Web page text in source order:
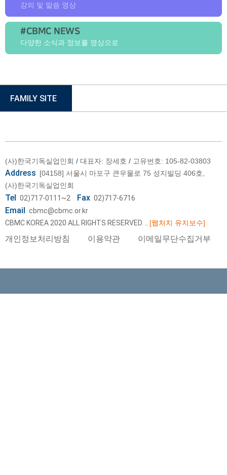
강의 및 말씀 영상
#CBMC NEWS
다양한 소식과 정보를 영상으로
FAMILY SITE
(사)한국기독실업인회 / 대표자: 장세호 / 고유번호: 105-82-03803
Address [04158] 서울시 마포구 큰우물로 75 성지빌딩 406호,
(사)한국기독실업인회
Tel 02)717-0111~2 Fax 02)717-6716
Email
cbmc@cbmc.or.kr
CBMC KOREA 2020 ALL RIGHTS RESERVED. .. [웹처치 유지보수]
개인정보처리방침 이용약관 이메일무단수집거부